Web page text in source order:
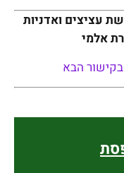
ברכישת עציצים ואדניות
אלמי
הבא